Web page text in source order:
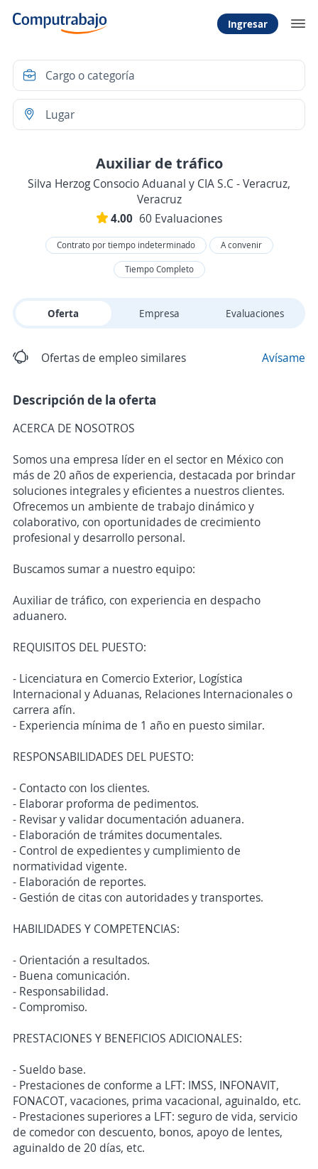
Ingresar
Auxiliar de tráfico
Silva Herzog Consocio Aduanal y CIA S.C - Veracruz,
Veracruz
4.00 60 Evaluaciones
Contrato por tiempo indeterminado
A convenir
Tiempo Completo
Oferta Empresa Evaluaciones
Ofertas de empleo similares Avísame
Descripción de la oferta
ACERCA DE NOSOTROS
Somos una empresa líder en el sector en México con
más de 20 años de experiencia, destacada por brindar
soluciones integrales y eficientes a nuestros clientes.
Ofrecemos un ambiente de trabajo dinámico y
colaborativo, con oportunidades de crecimiento
profesional y desarrollo personal.
Buscamos sumar a nuestro equipo:
Auxiliar de tráfico, con experiencia en despacho
aduanero.
REQUISITOS DEL PUESTO:
- Licenciatura en Comercio Exterior, Logística
Internacional y Aduanas, Relaciones Internacionales o
carrera afín.
- Experiencia mínima de 1 año en puesto similar.
RESPONSABILIDADES DEL PUESTO:
- Contacto con los clientes.
- Elaborar proforma de pedimentos.
- Revisar y validar documentación aduanera.
- Elaboración de trámites documentales.
- Control de expedientes y cumplimiento de
normatividad vigente.
- Elaboración de reportes.
- Gestión de citas con autoridades y transportes.
HABILIDADES Y COMPETENCIAS:
- Orientación a resultados.
- Buena comunicación.
- Responsabilidad.
- Compromiso.
PRESTACIONES Y BENEFICIOS ADICIONALES:
- Sueldo base.
- Prestaciones de conforme a LFT: IMSS, INFONAVIT,
FONACOT, vacaciones, prima vacacional, aguinaldo, etc.
- Prestaciones superiores a LFT: seguro de vida, servicio
de comedor con descuento, bonos, apoyo de lentes,
aguinaldo de 20 días, etc.